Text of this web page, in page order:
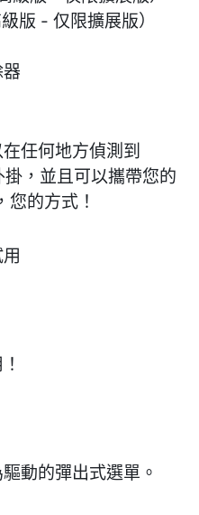
版 - 仅限擴展版）
任何地方偵測到
，並且可以攜帶您的
的方式！
動的彈出式選單。